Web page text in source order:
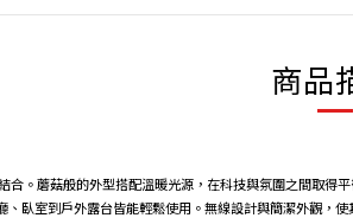
商品
。蘑菇般的外型搭配溫暖光源，在科技與氛圍之間取得
臥室到戶外露台皆能輕鬆使用。無線設計與簡潔外觀，